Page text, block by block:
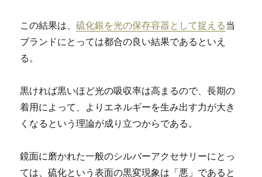
この結果は、硫化銀を光の保存容器として捉える当
ブランドにとっては都合の良い結果であるといえ
る。
黒ければ黒いほど光の吸収率は高まるので、長期の
着用によって、よりエネルギーを生み出す力が大き
くなるという理論が成り立つからである。
鏡面に磨かれた一般のシルバーアクセサリーにとっ
ては、硫化という表面の黒変現象は「悪」であると